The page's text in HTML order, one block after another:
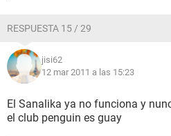
RESPUESTA 15 / 29
jisi62
12 mar 2011 a las 15:23
El Sanalika ya no funciona y
el club penguin es guay